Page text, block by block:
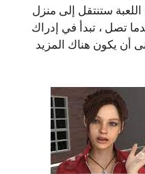
اللعبة ستنتقل إلى منزل
تصل ، تبدأ في إدراك
أن يكون هناك المزيد